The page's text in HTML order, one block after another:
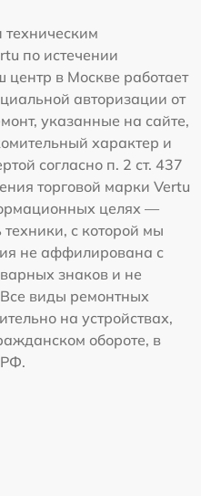
по истечении
в Москве работает
авторизации от
указанные на сайте,
характер и
согласно п. 2 ст. 437
торговой марки Vertu
целях —
с которой мы
не аффилирована с
знаков и не
виды ремонтных
на устройствах,
обороте, в
РФ.